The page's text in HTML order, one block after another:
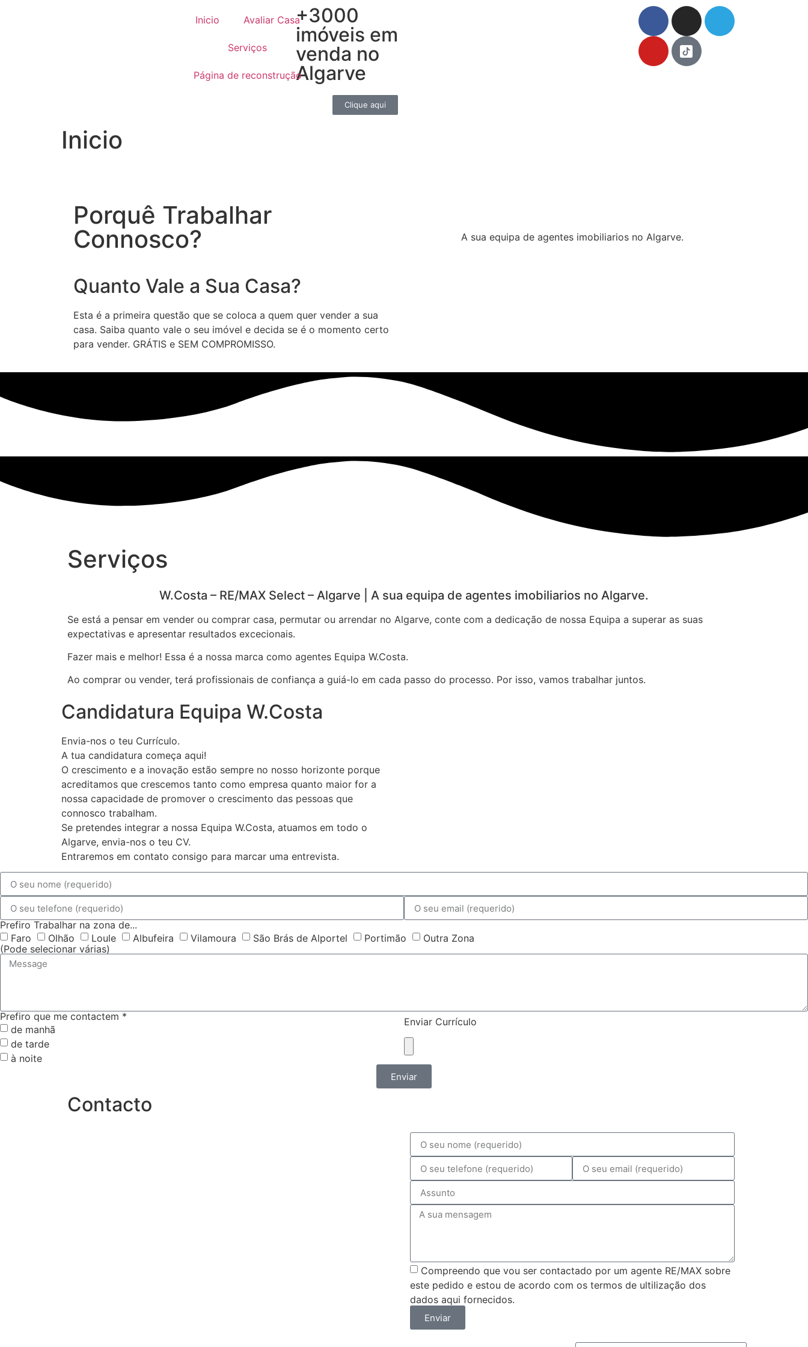
Inicio Avaliar Casa
Serviços
Página de reconstrução
+3000
imóveis em
venda no
Algarve
Clique aqui
Inicio
Porquê Trabalhar
Connosco?
A sua equipa de agentes imobiliarios no Algarve.
Quanto Vale a Sua Casa?
Esta é a primeira questão que se coloca a quem quer vender a sua
casa. Saiba quanto vale o seu imóvel e decida se é o momento certo
para vender. GRÁTIS e SEM COMPROMISSO.
Serviços
W.Costa – RE/MAX Select – Algarve | A sua equipa de agentes imobiliarios no Algarve.
Se está a pensar em vender ou comprar casa, permutar ou arrendar no Algarve, conte com a dedicação de nossa Equipa a superar as suas
expectativas e apresentar resultados excecionais.
Fazer mais e melhor! Essa é a nossa marca como agentes Equipa W.Costa.
Ao comprar ou vender, terá profissionais de confiança a guiá-lo em cada passo do processo. Por isso, vamos trabalhar juntos.
Candidatura Equipa W.Costa
Envia-nos o teu Currículo.
A tua candidatura começa aqui!
O crescimento e a inovação estão sempre no nosso horizonte porque
acreditamos que crescemos tanto como empresa quanto maior for a
nossa capacidade de promover o crescimento das pessoas que
connosco trabalham.
Se pretendes integrar a nossa Equipa W.Costa, atuamos em todo o
Algarve, envia-nos o teu CV.
Entraremos em contato consigo para marcar uma entrevista.
Prefiro Trabalhar na zona de...
Faro
Olhão Loule Albufeira Vilamoura São Brás de Alportel Portimão
Outra Zona
(Pode selecionar várias)
Prefiro que me contactem *
de manhã
de tarde
à noite
Enviar Currículo
Enviar
Contacto
Compreendo que vou ser contactado por um agente RE/MAX sobre
este pedido e estou de acordo com os termos de ultilização dos
dados aqui fornecidos.
Enviar